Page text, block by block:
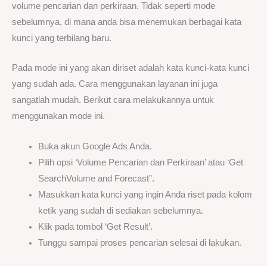
volume pencarian dan perkiraan. Tidak seperti mode
sebelumnya, di mana anda bisa menemukan berbagai kata
kunci yang terbilang baru.
Pada mode ini yang akan diriset adalah kata kunci-kata kunci
yang sudah ada. Cara menggunakan layanan ini juga
sangatlah mudah. Berikut cara melakukannya untuk
menggunakan mode ini.
Buka akun Google Ads Anda.
Pilih opsi ‘Volume Pencarian dan Perkiraan’ atau ‘Get
SearchVolume and Forecast”.
Masukkan kata kunci yang ingin Anda riset pada kolom
ketik yang sudah di sediakan sebelumnya.
Klik pada tombol ‘Get Result’.
Tunggu sampai proses pencarian selesai di lakukan.